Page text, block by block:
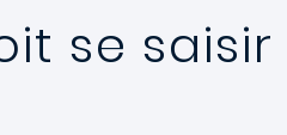
se